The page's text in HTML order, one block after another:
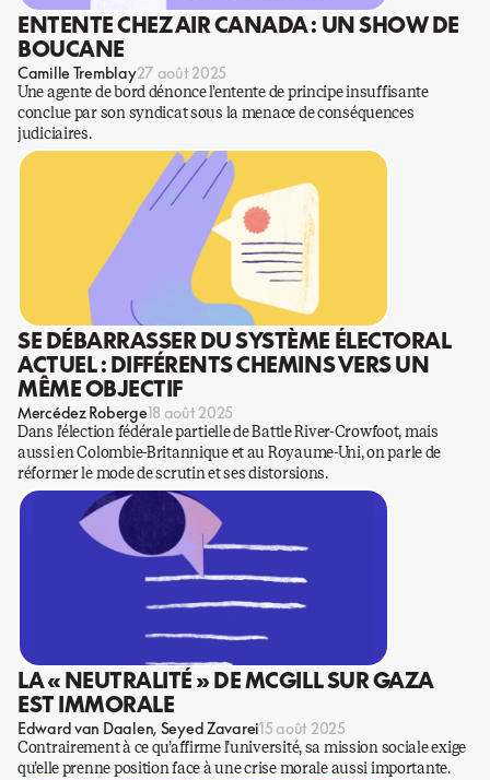
ENTENTE CHEZ AIR CANADA : UN SHOW DE
BOUCANE
Camille Tremblay27 août 2025
Une agente de bord dénonce l’entente de principe insuffisante
conclue par son syndicat sous la menace de conséquences
judiciaires.
SE DÉBARRASSER DU SYSTÈME ÉLECTORAL
ACTUEL : DIFFÉRENTS CHEMINS VERS UN
MÊME OBJECTIF
Mercédez Roberge18 août 2025
Dans l’élection fédérale partielle de Battle River-Crowfoot, mais
aussi en Colombie-Britannique et au Royaume-Uni, on parle de
réformer le mode de scrutin et ses distorsions.
LA « NEUTRALITÉ » DE MCGILL SUR GAZA
EST IMMORALE
Edward van Daalen Seyed Zavarei15 août 2025
Contrairement à ce qu’affirme l’université, sa mission sociale exige
qu’elle prenne position face à une crise morale aussi importante.